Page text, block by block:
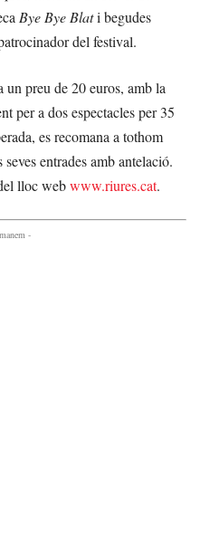
Bye Bye Blati begudes
del festival.
un preu de 20 euros, amb la
per a dos espectacles per 35
es recomana a tothom
entrades amb antelació.
lloc webwww.riures.cat.
-